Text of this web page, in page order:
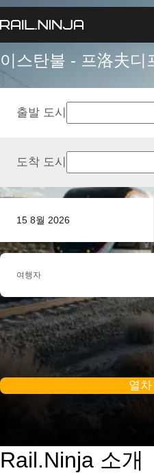
이스탄불 - 프洛夫디
15 8월 2026
출발 도시
도착 도시
여행자
열
Rail.Ninja 소개